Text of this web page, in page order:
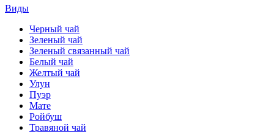
Виды
Черный чай
Зеленый чай
Зеленый связанный чай
Белый чай
Желтый чай
Улун
Пуэр
Мате
Ройбуш
Травяной чай